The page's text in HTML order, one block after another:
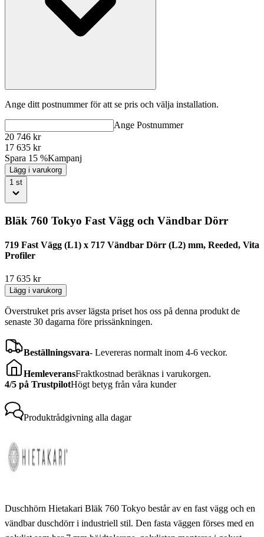
Ange ditt postnummer för att se pris och välja installation.
Ange Postnummer
20 746 kr
17 635 kr
Spara 15 %Kampanj
Lägg i varukorg
1 st
Bläk 760 Tokyo Fast Vägg och Vändbar Dörr
719 Fast Vägg (L1) x 717 Vändbar Dörr (L2) mm, Reeded, Vita
Profiler
17 635 kr
Lägg i varukorg
Överstruket pris avser lägsta priset hos oss på denna produkt de
senaste 30 dagarna före prissänkningen.
Beställningsvara- Levereras normalt inom 4-6 veckor.
HemleveransFraktkostnad beräknas i varukorgen.
4/5 på TrustpilotHögt betyg från våra kunder
Produktrådgivning alla dagar
Duschhörn Hietakari Bläk 760 Tokyo består av en fast vägg och en
vändbar duschdörr i industriell stil. Den fasta väggen förses med en